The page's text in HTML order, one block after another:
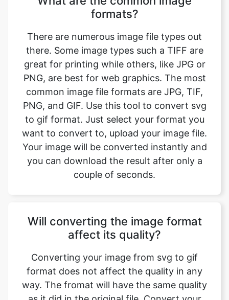
there. Some image types such a TIFF are
great for printing while others, like JPG or
PNG, are best for web graphics. The most
common image file formats are JPG, TIF,
PNG, and GIF. Use this tool to convert svg
to gif format. Just select your format you
want to convert to, upload your image file.
Your image will be converted instantly and
you can download the result after only a
couple of seconds.
Will converting the image format
format does not affect the quality in any
way. The fromat will have the same quality
as it did in the original file. Convert your
images with perfect quality, size, and
compression. Our online image converter
tool has this as one of its key features. We